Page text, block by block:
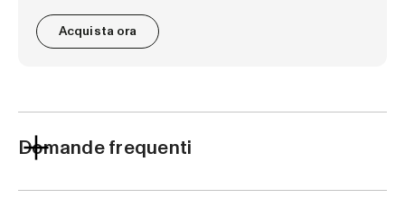
Acquista ora
Domande frequenti